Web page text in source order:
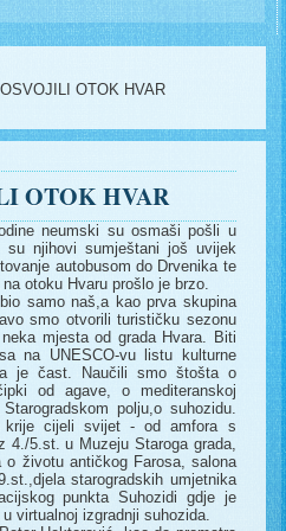
OTOK HVAR
OTOK HVAR
neumski su osmaši pošli u
su njihovi sumještani još uvijek
autobusom do Drvenika te
otoku Hvaru prošlo je brzo.
samo naš,a kao prva skupina
smo otvorili turističku sezonu
mjesta od grada Hvara. Biti
na UNESCO-vu listu kulturne
je čast. Naučili smo štošta o
od agave, o mediteranskoj
polju,o suhozidu.
cijeli svijet - od amfora s
4./5.st. u Muzeju Staroga grada,
o životu antičkog Farosa, salona
starogradskih umjetnika
punkta Suhozidi gdje je
virtualnoj izgradnji suhozida.